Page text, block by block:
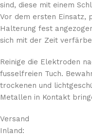
sind, diese mit einem
Vor dem ersten Einsatz,
Halterung fest
sich mit der Zeit
Reinige die Elektroden
fusselfreien Tuch.
trockenen und
Metallen in Kontakt
Versand
Inland: